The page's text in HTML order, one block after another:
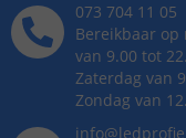
073 704 11 05
Bereikbaar op
van 9.00 tot
Zaterdag van
Zondag van